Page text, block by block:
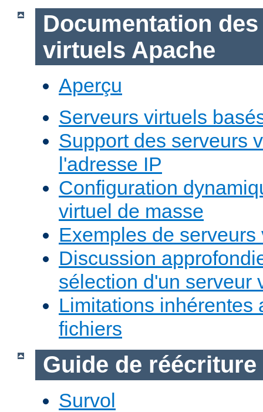
Documentation
virtuels Apache
Aperçu
Serveurs virtuels
Support des serveurs
l'adresse IP
Configuration
virtuel de masse
Exemples de serveurs
Discussion
sélection d'un serveur
Limitations inhérentes
fichiers
Guide de réécriture
Survol